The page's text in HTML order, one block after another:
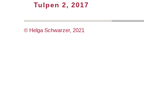
Tulpen 2, 2017
© Helga Schwarzer, 2021